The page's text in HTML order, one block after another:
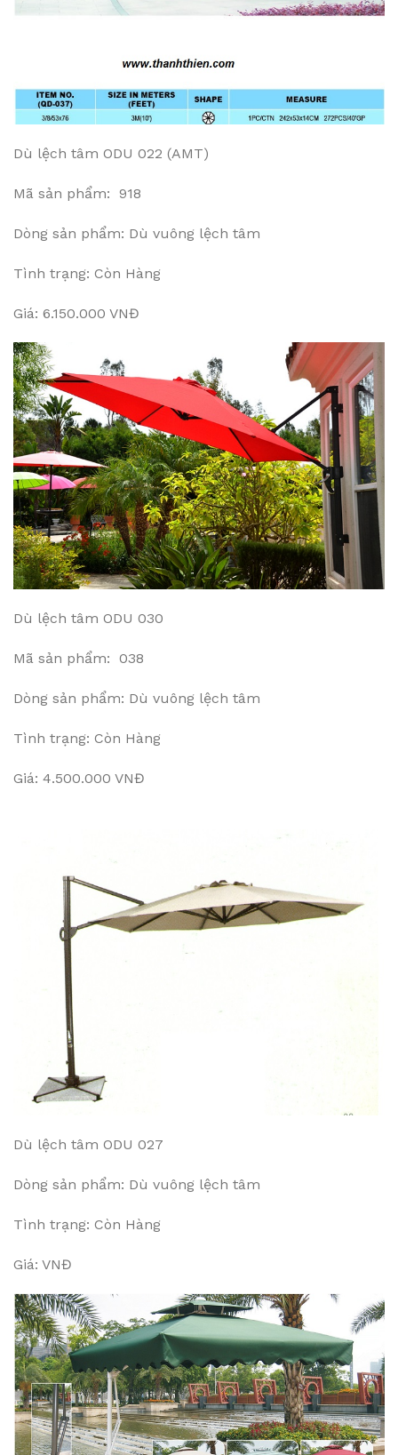
Dù lệch tâm ODU 022 (AMT)
Mã sản phẩm: 918
Dòng sản phẩm: Dù vuông lệch tâm
Tình trạng: Còn Hàng
Giá: 6.150.000 VNĐ
Dù lệch tâm ODU 030
Mã sản phẩm: 038
Dòng sản phẩm: Dù vuông lệch tâm
Tình trạng: Còn Hàng
Giá: 4.500.000 VNĐ
Dù lệch tâm ODU 027
Dòng sản phẩm: Dù vuông lệch tâm
Tình trạng: Còn Hàng
Giá: VNĐ